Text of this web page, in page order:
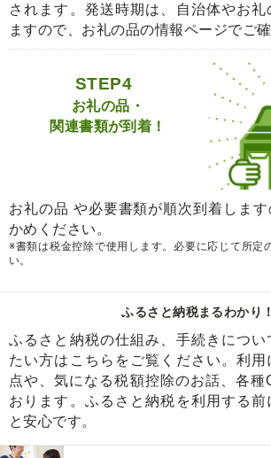
されます。発送時期は、自治体やお礼
ますので、お礼の品の情報ページでご確
STEP4
お礼の品・
関連書類が到着！
お礼の品 や必要書類が順次到着しま
かめください。
※書類は税金控除で使用します。必要に応じて所定
い。
ふるさと納税まるわかり！
ふるさと納税の仕組み、手続きについ
たい方はこちらをご覧ください。利
点や、気になる税額控除のお話、各種
おります。ふるさと納税を利用する前
と安心です。